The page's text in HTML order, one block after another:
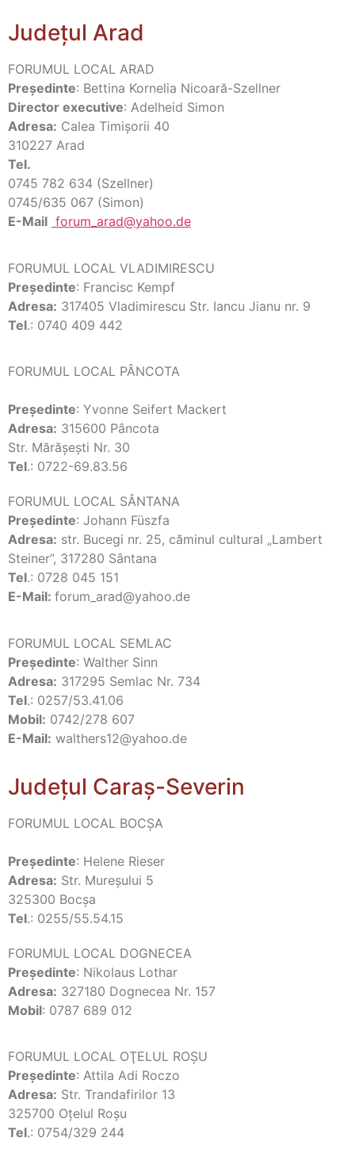
Județul Arad
FORUMUL LOCAL ARAD
Preşedinte: Bettina Kornelia Nicoară-Szellner
Director executive: Adelheid Simon
Adresa: Calea Timișorii 40
310227 Arad
Tel.
0745 782 634 (Szellner)
0745/635 067 (Simon)
E-Mail forum_arad@yahoo.de
FORUMUL LOCAL VLADIMIRESCU
Preşedinte: Francisc Kempf
Adresa: 317405 Vladimirescu Str. Iancu Jianu nr. 9
Tel.: 0740 409 442
FORUMUL LOCAL PÂNCOTA
Preşedinte: Yvonne Seifert Mackert
Adresa: 315600 Pâncota
Str. Mărăşeşti Nr. 30
Tel.: 0722-69.83.56
FORUMUL LOCAL SÂNTANA
Preşedinte: Johann Füszfa
Adresa: str. Bucegi nr. 25, căminul cultural „Lambert
Steiner”, 317280 Sântana
Tel.: 0728 045 151
E-Mail: forum_arad@yahoo.de
FORUMUL LOCAL SEMLAC
Preşedinte: Walther Sinn
Adresa: 317295 Semlac Nr. 734
Tel.: 0257/53.41.06
Mobil: 0742/278 607
E-Mail: walthers12@yahoo.de
Județul Caraș-Severin
FORUMUL LOCAL BOCŞA
Preşedinte: Helene Rieser
Adresa: Str. Mureşului 5
325300 Bocşa
Tel.: 0255/55.54.15
FORUMUL LOCAL DOGNECEA
Președinte: Nikolaus Lothar
Adresa: 327180 Dognecea Nr. 157
Mobil: 0787 689 012
FORUMUL LOCAL OŢELUL ROŞU
Preşedinte: Attila Adi Roczo
Adresa: Str. Trandafirilor 13
325700 Oţelul Roşu
Tel.: 0754/329 244